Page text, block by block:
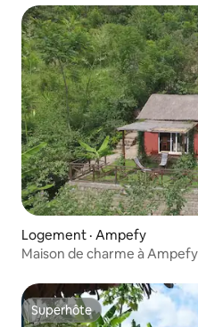
Logement · Ampefy
Maison de charme à Ampefy
Superhôte
Superhôte